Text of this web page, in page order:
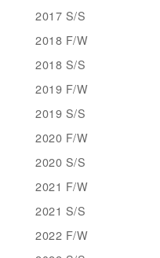
2017 S/S
2018 F/W
2018 S/S
2019 F/W
2019 S/S
2020 F/W
2020 S/S
2021 F/W
2021 S/S
2022 F/W